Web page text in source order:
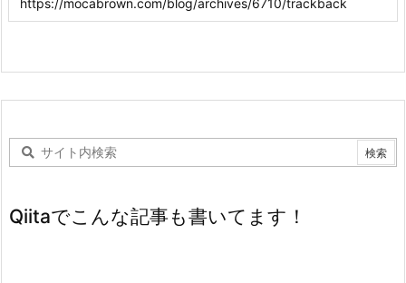
Qiitaでこんな記事も書いてます！